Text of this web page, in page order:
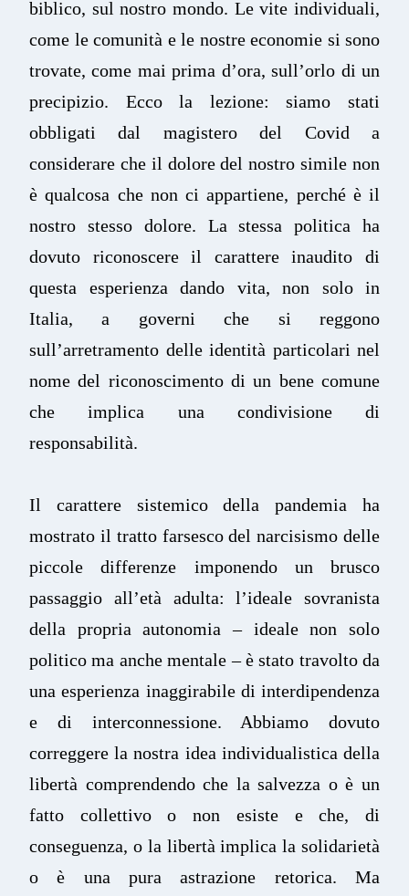
biblico, sul nostro mondo. Le vite individuali,
come le comunità e le nostre economie si sono
trovate, come mai prima d’ora, sull’orlo di un
precipizio. Ecco la lezione: siamo stati
obbligati dal magistero del Covid a
considerare che il dolore del nostro simile non
è qualcosa che non ci appartiene, perché è il
nostro stesso dolore. La stessa politica ha
dovuto riconoscere il carattere inaudito di
questa esperienza dando vita, non solo in
Italia, a governi che si reggono
sull’arretramento delle identità particolari nel
nome del riconoscimento di un bene comune
che implica una condivisione di
responsabilità.
Il carattere sistemico della pandemia ha
mostrato il tratto farsesco del narcisismo delle
piccole differenze imponendo un brusco
passaggio all’età adulta: l’ideale sovranista
della propria autonomia – ideale non solo
politico ma anche mentale – è stato travolto da
una esperienza inaggirabile di interdipendenza
e di interconnessione. Abbiamo dovuto
correggere la nostra idea individualistica della
libertà comprendendo che la salvezza o è un
fatto collettivo o non esiste e che, di
conseguenza, o la libertà implica la solidarietà
o è una pura astrazione retorica. Ma